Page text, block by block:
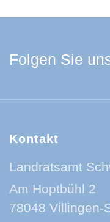
Folgen Sie
Kontakt
Landratsamt
Am Hoptbühl 2
78048 Villingen-